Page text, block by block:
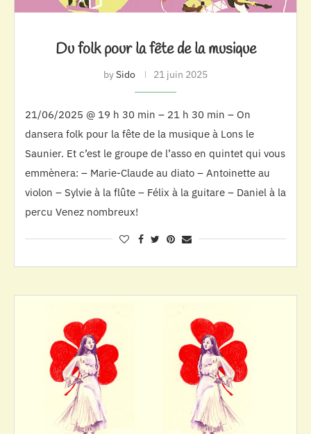
Du folk pour la fête de la musique
bySido 21 juin 2025
21/06/2025 @ 19 h 30 min – 21 h 30 min – On
dansera folk pour la fête de la musique à Lons le
Saunier. Et c’est le groupe de l’asso en quintet qui vous
emmènera: – Marie-Claude au diato – Antoinette au
violon – Sylvie à la flûte – Félix à la guitare – Daniel à la
percu Venez nombreux!